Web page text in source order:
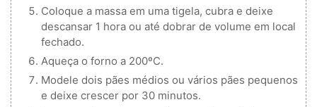
Coloque a massa em uma tigela, cubra e deixe
descansar 1 hora ou até dobrar de volume em local
fechado.
Aqueça o forno a 200ºC.
Modele dois pães médios ou vários pães pequenos
e deixe crescer por 30 minutos.